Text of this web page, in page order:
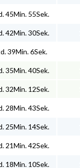
45Min. 55Sek.
42Min. 30Sek.
39Min. 6Sek.
35Min. 40Sek.
32Min. 12Sek.
28Min. 43Sek.
25Min. 14Sek.
21Min. 42Sek.
18Min. 10Sek.